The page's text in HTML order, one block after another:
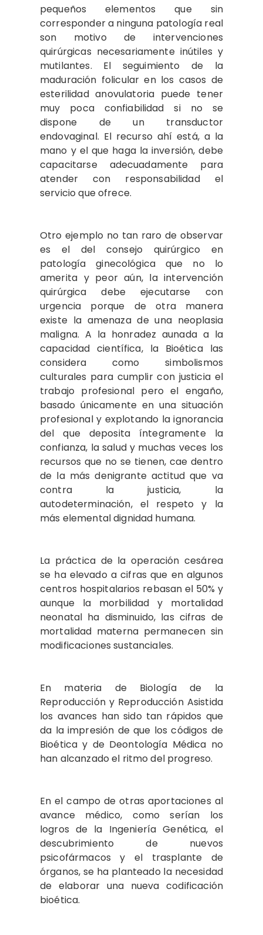
pequeños elementos que sin
corresponder a ninguna patología real
son motivo de intervenciones
quirúrgicas necesariamente inútiles y
mutilantes. El seguimiento de la
maduración folicular en los casos de
esterilidad anovulatoria puede tener
muy poca confiabilidad si no se
dispone de un transductor
endovaginal. El recurso ahí está, a la
mano y el que haga la inversión, debe
capacitarse adecuadamente para
atender con responsabilidad el
servicio que ofrece.
Otro ejemplo no tan raro de observar
es el del consejo quirúrgico en
patología ginecológica que no lo
amerita y peor aún, la intervención
quirúrgica debe ejecutarse con
urgencia porque de otra manera
existe la amenaza de una neoplasia
maligna. A la honradez aunada a la
capacidad científica, la Bioética las
considera como simbolismos
culturales para cumplir con justicia el
trabajo profesional pero el engaño,
basado únicamente en una situación
profesional y explotando la ignorancia
del que deposita íntegramente la
confianza, la salud y muchas veces los
recursos que no se tienen, cae dentro
de la más denigrante actitud que va
contra la justicia, la
autodeterminación, el respeto y la
más elemental dignidad humana.
La práctica de la operación cesárea
se ha elevado a cifras que en algunos
centros hospitalarios rebasan el 50% y
aunque la morbilidad y mortalidad
neonatal ha disminuido, las cifras de
mortalidad materna permanecen sin
modificaciones sustanciales.
En materia de Biología de la
Reproducción y Reproducción Asistida
los avances han sido tan rápidos que
da la impresión de que los códigos de
Bioética y de Deontología Médica no
han alcanzado el ritmo del progreso.
En el campo de otras aportaciones al
avance médico, como serían los
logros de la Ingeniería Genética, el
descubrimiento de nuevos
psicofármacos y el trasplante de
órganos, se ha planteado la necesidad
de elaborar una nueva codificación
bioética.